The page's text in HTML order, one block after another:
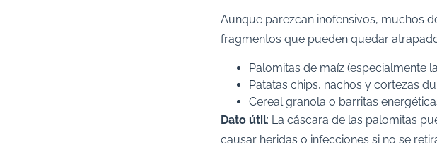
Aunque parezcan inofensivos, muchos
fragmentos que pueden quedar
Palomitas de maíz (especialmente
Patatas chips, nachos y cortezas
Cereal granola o barritas
Dato útil: La cáscara de las palomitas
causar heridas o infecciones si no se